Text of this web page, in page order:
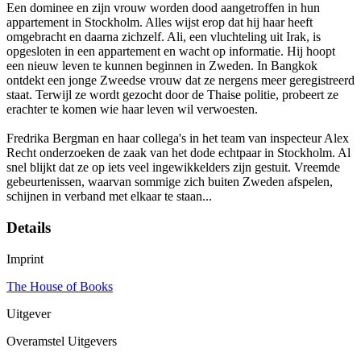
Een dominee en zijn vrouw worden dood aangetroffen in hun
appartement in Stockholm. Alles wijst erop dat hij haar heeft
omgebracht en daarna zichzelf. Ali, een vluchteling uit Irak, is
opgesloten in een appartement en wacht op informatie. Hij hoopt
een nieuw leven te kunnen beginnen in Zweden. In Bangkok
ontdekt een jonge Zweedse vrouw dat ze nergens meer geregistreerd
staat. Terwijl ze wordt gezocht door de Thaise politie, probeert ze
erachter te komen wie haar leven wil verwoesten.
Fredrika Bergman en haar collega's in het team van inspecteur Alex
Recht onderzoeken de zaak van het dode echtpaar in Stockholm. Al
snel blijkt dat ze op iets veel ingewikkelders zijn gestuit. Vreemde
gebeurtenissen, waarvan sommige zich buiten Zweden afspelen,
schijnen in verband met elkaar te staan...
Details
Imprint
The House of Books
Uitgever
Overamstel Uitgevers